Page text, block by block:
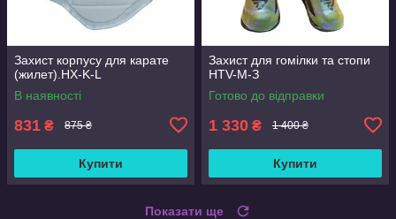
Захист корпусу для карате
(жилет).HX-K-L
В наявності
831 ₴ 875 ₴
Купити
Захист для гомілки та стопи
HTV-М-З
Готово до відправки
1 330 ₴ 1 400 ₴
Купити
Показати ще